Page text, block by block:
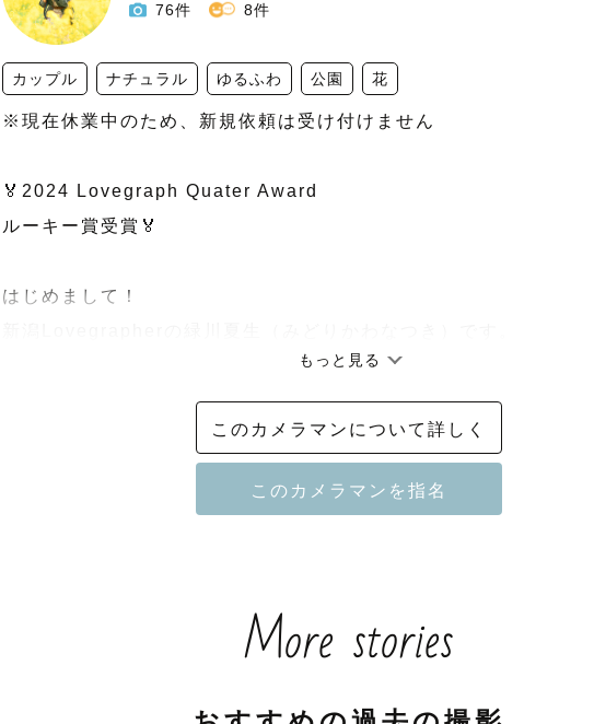
76件 8件
カップル ナチュラル ゆるふわ 公園 花
※現在休業中のため、新規依頼は受け付けません
🏅2024 Lovegraph Quater Award
ルーキー賞受賞🏅
はじめまして！
かえる好きなので「かえる🐸」とお呼びください！
🌿かけがえのない幸せな瞬間を、カタチに残します🌿
撮影中はもちろんのこと、写真を振り返るたびに思わずほほえんで
ロケーションを生かしたカップルやファミリー撮影が得意です。
新潟や秋田に５年以上住んでいます。日本の四季折々な景色の魅力
もっと見る
このカメラマンについて詳しく
More stories